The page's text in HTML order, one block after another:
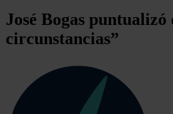
José Bogas
circunstancias”